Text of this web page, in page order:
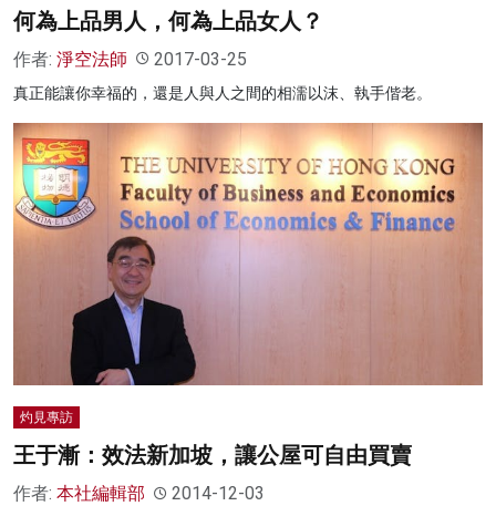
何為上品男人，何為上品女人？
作者: 淨空法師 2017-03-25
真正能讓你幸福的，還是人與人之間的相濡以沫、執手偕老。
灼見專訪
王于漸：效法新加坡，讓公屋可自由買賣
作者: 本社編輯部 2014-12-03